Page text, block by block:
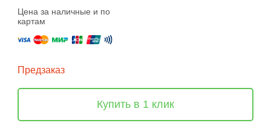
Цена за наличные и по
картам
Предзаказ
Купить в 1 клик